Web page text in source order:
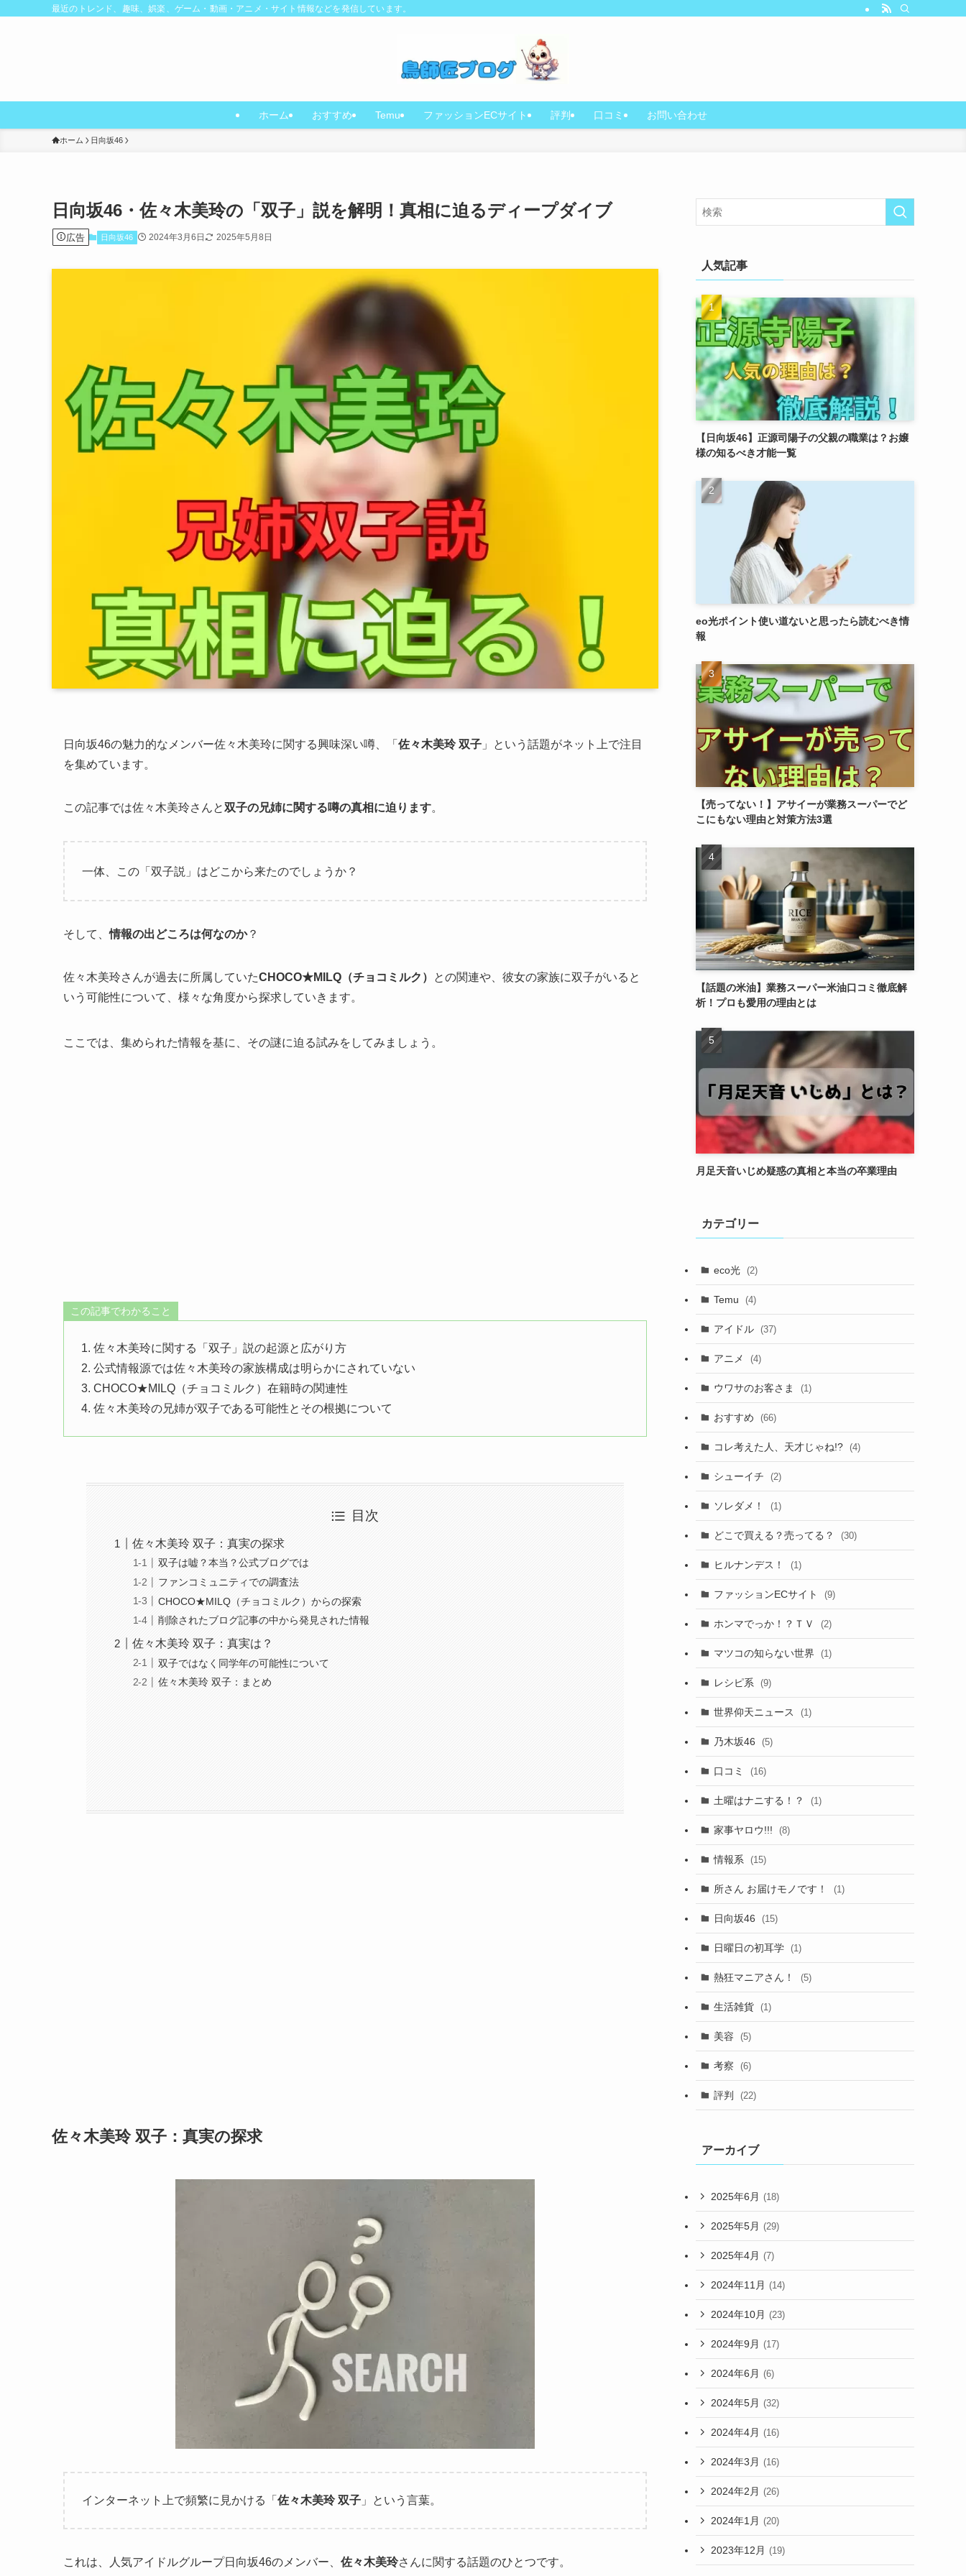
最近のトレンド、趣味、娯楽、ゲーム・動画・アニメ・サイト情報などを発信しています。
ホーム おすすめ Temu ファッションECサイト 評判 口コミ お問い合わせ
ホーム 日向坂46
日向坂46・佐々木美玲の「双子」説を解明！真相に迫るディープダイブ
広告 日向坂46 2024年3月6日 2025年5月8日
日向坂46の魅力的なメンバー佐々木美玲に関する興味深い噂、「 佐々木美玲 双子 」という話題がネット上で注目
を集めています。
この記事では佐々木美玲さんと双子の兄姉に関する噂の真相に迫ります。
一体、この「双子説」はどこから来たのでしょうか？
そして、情報の出どころは何なのか？
佐々木美玲さんが過去に所属していたCHOCO★MILQ（チョコミルク）
との関連や、彼女の家族に双子がいると
いう可能性について、様々な角度から探求していきます。
ここでは、集められた情報を基に、その謎に迫る試みをしてみましょう。
この記事でわかること
1. 佐々木美玲に関する「双子」説の起源と広がり方
2. 公式情報源では佐々木美玲の家族構成は明らかにされていない
3. CHOCO★MILQ（チョコミルク）在籍時の関連性
4. 佐々木美玲の兄姉が双子である可能性とその根拠について
目次
佐々木美玲 双子：真実の探求
双子は嘘？本当？公式ブログでは
ファンコミュニティでの調査法
CHOCO★MILQ（チョコミルク）からの探索
削除されたブログ記事の中から発見された情報
佐々木美玲 双子：真実は？
双子ではなく同学年の可能性について
佐々木美玲 双子：まとめ
佐々木美玲 双子：真実の探求
インターネット上で頻繁に見かける「 佐々木美玲 双子 」という言葉。
これは、人気アイドルグループ日向坂46のメンバー、 佐々木美玲さんに関する話題のひとつです。
人気記事
【日向坂46】正源司陽子の父親の職業は？お嬢
様の知るべき才能一覧
eo光ポイント使い道ないと思ったら読むべき情
報
【売ってない！】アサイーが業務スーパーでど
こにもない理由と対策方法3選
【話題の米油】業務スーパー米油口コミ徹底解
析！プロも愛用の理由とは
月足天音いじめ疑惑の真相と本当の卒業理由
カテゴリー
eco光 (2)
Temu (4)
アイドル (37)
アニメ (4)
ウワサのお客さま (1)
おすすめ (66)
コレ考えた人、天才じゃね!? (4)
シューイチ (2)
ソレダメ！ (1)
どこで買える？売ってる？ (30)
ヒルナンデス！ (1)
ファッションECサイト (9)
ホンマでっか！？ＴＶ (2)
マツコの知らない世界 (1)
レシピ系 (9)
世界仰天ニュース (1)
乃木坂46 (5)
口コミ (16)
土曜はナニする！？ (1)
家事ヤロウ!!! (8)
情報系 (15)
所さん お届けモノです！ (1)
日向坂46 (15)
日曜日の初耳学 (1)
熱狂マニアさん！ (5)
生活雑貨 (1)
美容 (5)
考察 (6)
評判 (22)
アーカイブ
2025年6月 (18)
2025年5月 (29)
2025年4月 (7)
2024年11月 (14)
2024年10月 (23)
2024年9月 (17)
2024年6月 (6)
2024年5月 (32)
2024年4月 (16)
2024年3月 (16)
2024年2月 (26)
2024年1月 (20)
2023年12月 (19)